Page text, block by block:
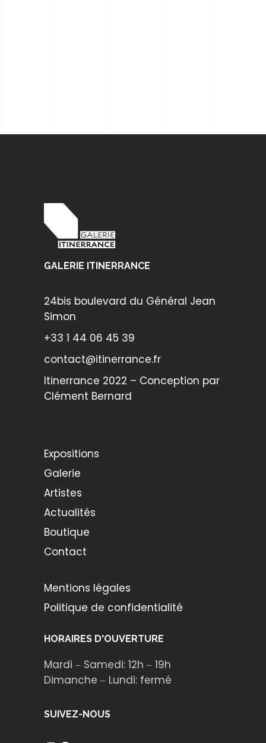
GALERIE ITINERRANCE
24bis boulevard du Général Jean
Simon
+33 1 44 06 45 39
contact@itinerrance.fr
Itinerrance 2022 – Conception par
Clément Bernard
Expositions
Galerie
Artistes
Actualités
Boutique
Contact
Mentions légales
Politique de confidentialité
HORAIRES D'OUVERTURE
Mardi ‒ Samedi: 12h ‒ 19h
Dimanche ‒ Lundi: fermé
SUIVEZ-NOUS